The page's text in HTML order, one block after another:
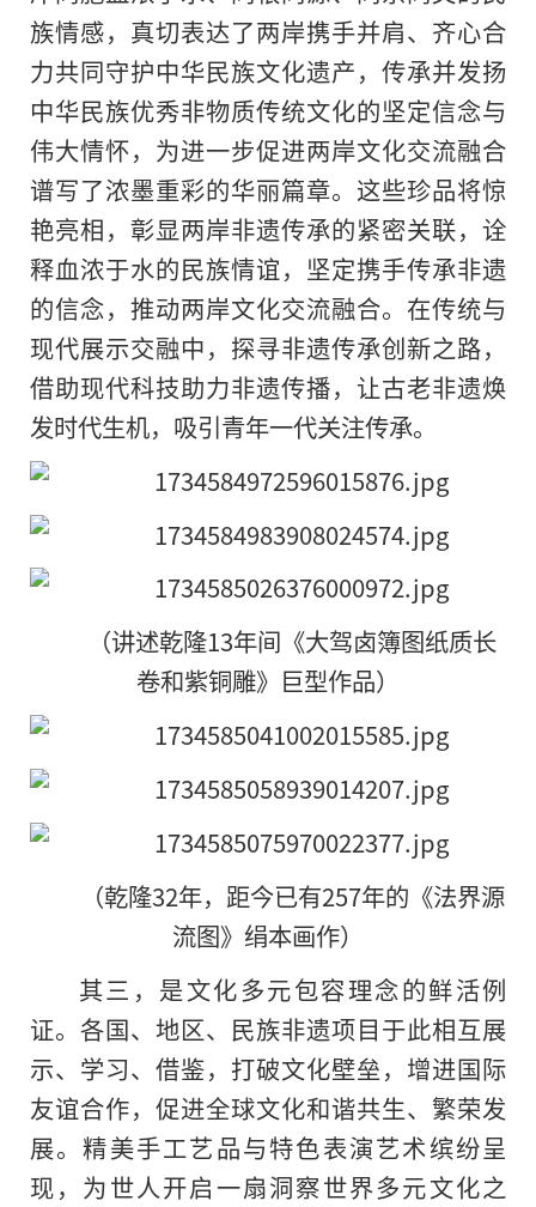
族情感，真切表达了两岸携手并肩、齐心合
力共同守护中华民族文化遗产，传承并发扬
中华民族优秀非物质传统文化的坚定信念与
伟大情怀，为进一步促进两岸文化交流融合
谱写了浓墨重彩的华丽篇章。这些珍品将惊
艳亮相，彰显两岸非遗传承的紧密关联，诠
释血浓于水的民族情谊，坚定携手传承非遗
的信念，推动两岸文化交流融合。在传统与
现代展示交融中，探寻非遗传承创新之路，
借助现代科技助力非遗传播，让古老非遗焕
发时代生机，吸引青年一代关注传承。
（讲述乾隆13年间《大驾卤簿图纸质长
卷和紫铜雕》巨型作品）
（乾隆32年，距今已有257年的《法界源
流图》绢本画作）
其三，是文化多元包容理念的鲜活例
证。各国、地区、民族非遗项目于此相互展
示、学习、借鉴，打破文化壁垒，增进国际
友谊合作，促进全球文化和谐共生、繁荣发
展。精美手工艺品与特色表演艺术缤纷呈
现，为世人开启一扇洞察世界多元文化之